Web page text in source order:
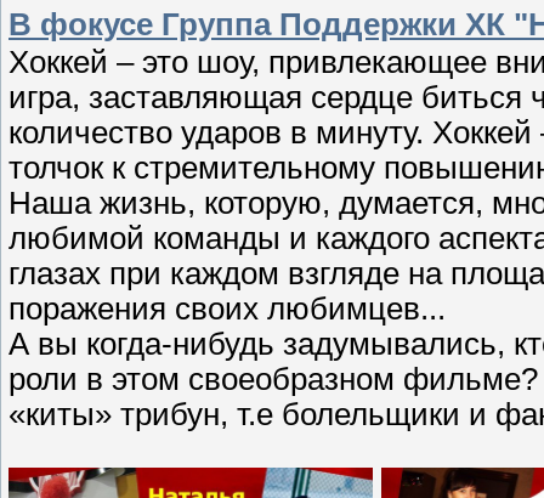
В фокусе Группа Поддержки ХК
Хоккей – это шоу, привлекающее
игра, заставляющая сердце
количество ударов в минуту. Хоккей
толчок к стремительному
Наша жизнь, которую, думается,
любимой команды и каждого
глазах при каждом взгляде на
поражения своих любимцев...
А вы когда-нибудь задумывались,
роли в этом своеобразном
«киты» трибун, т.е болельщики и